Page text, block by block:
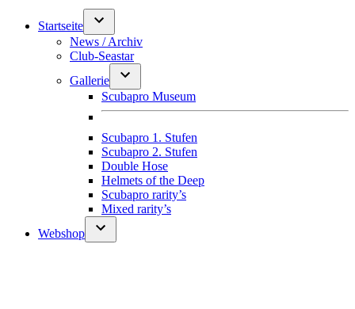
Startseite
News / Archiv
Club-Seastar
Gallerie
Scubapro Museum
Scubapro 1. Stufen
Scubapro 2. Stufen
Double Hose
Helmets of the Deep
Scubapro rarity’s
Mixed rarity’s
Webshop